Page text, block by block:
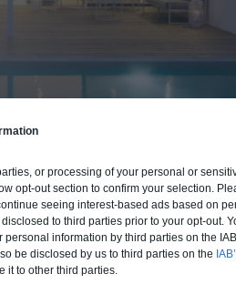
or processing of your personal or
opt-out section to confirm your selection.
seeing interest-based ads based on
to third parties prior to your opt-out.
information by third parties on the
be disclosed by us to third parties on the
it to other third parties.
ET PROCÉDÉ
la construction de cette
: auto-construction, clos
clé en main.